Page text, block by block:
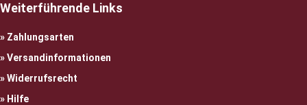
Weiterführende Links
Zahlungsarten
Versandinformationen
Widerrufsrecht
Hilfe